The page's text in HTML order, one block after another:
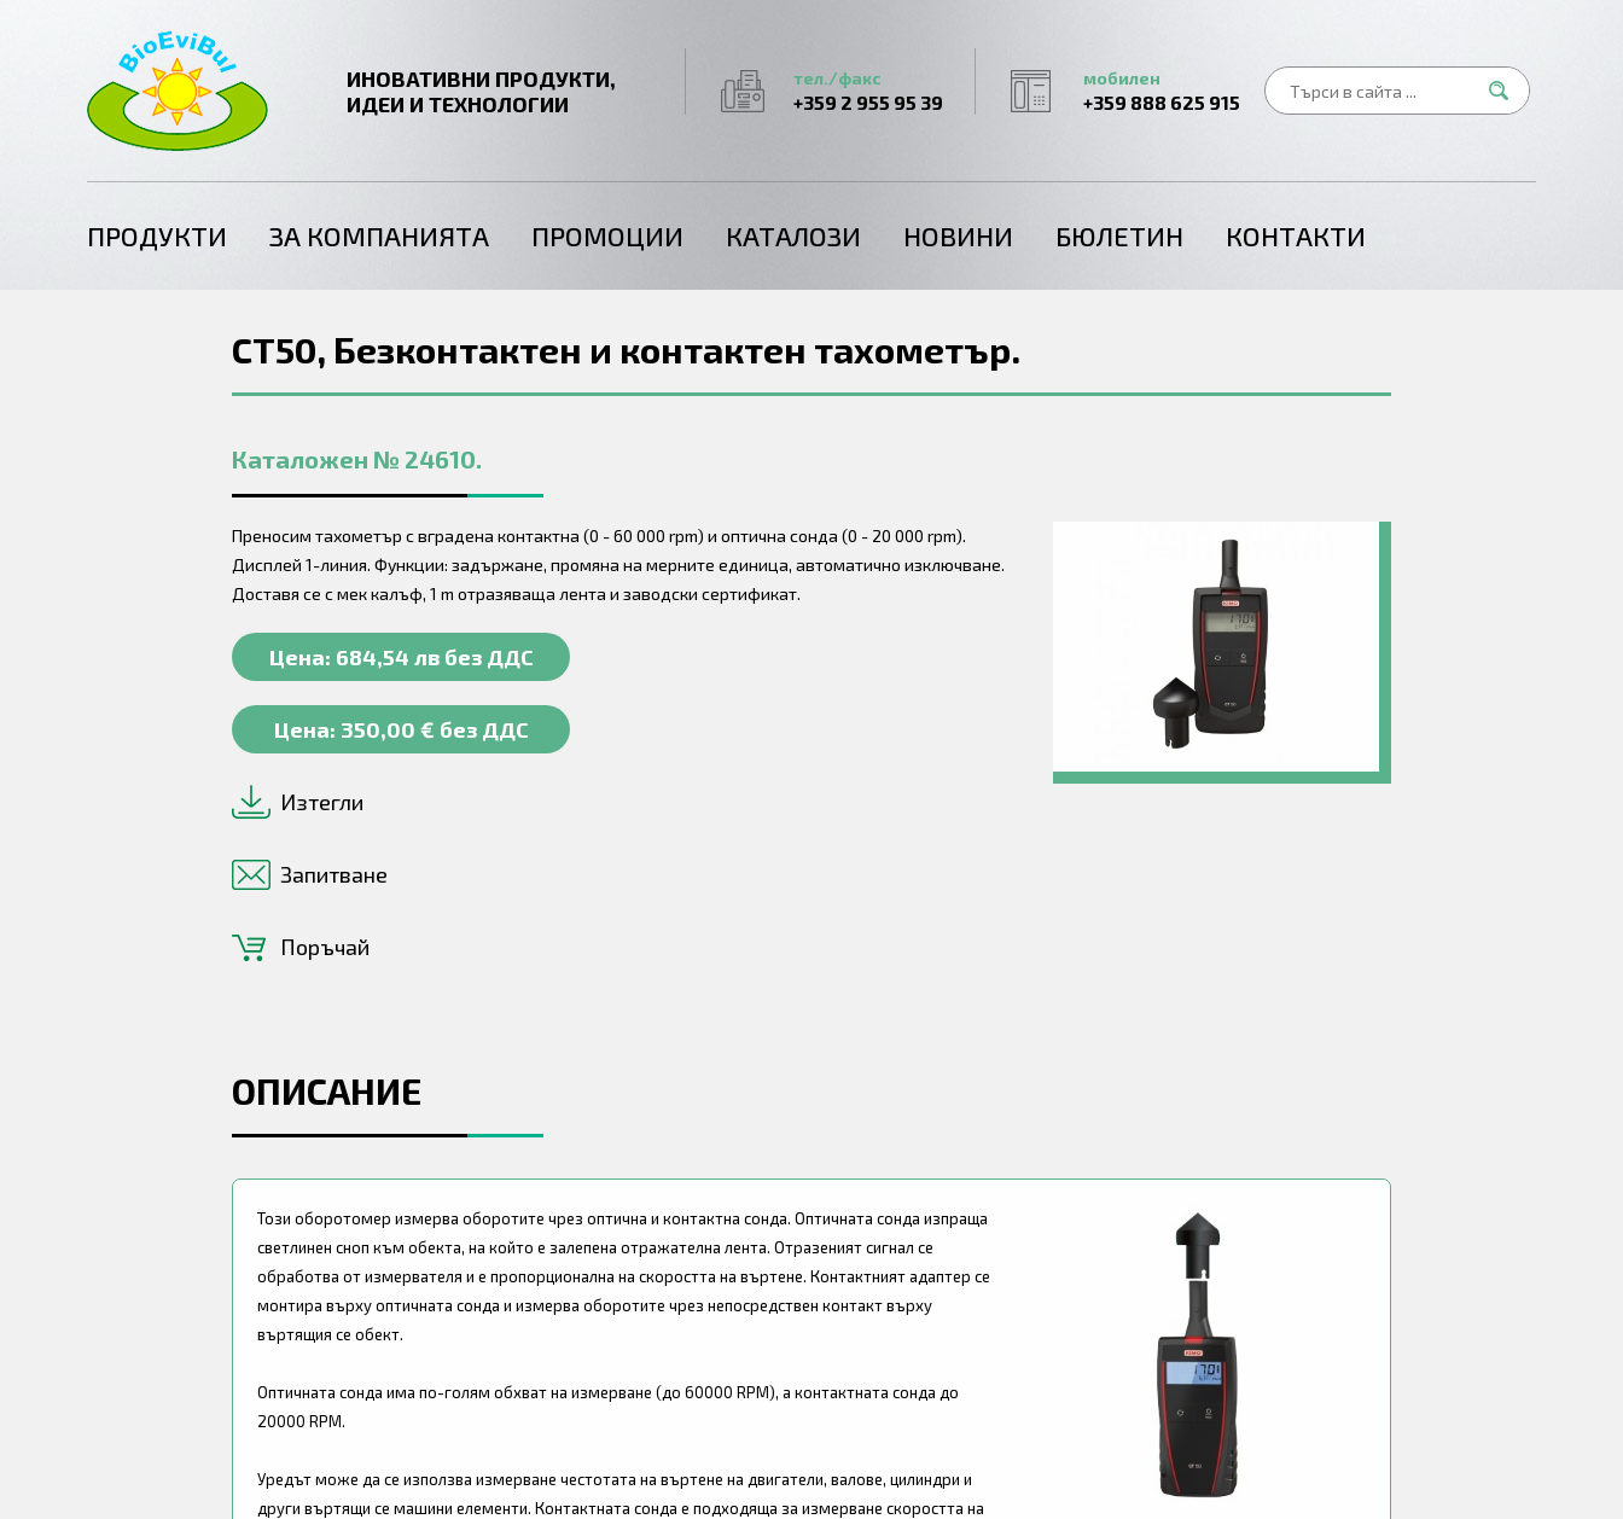
ИНОВАТИВНИ ПРОДУКТИ,
ИДЕИ И ТЕХНОЛОГИИ
тел./факс
+359 2 955 95 39
мобилен
+359 888 625 915
ПРОДУКТИ ЗА КОМПАНИЯТА ПРОМОЦИИ КАТАЛОЗИ НОВИНИ БЮЛЕТИН КОНТАКТИ
CT50, Безконтактен и контактен тахометър.
Каталожен № 24610.
Преносим тахометър с вградена контактна (0 - 60 000 rpm) и оптична сонда (0 - 20 000 rpm).
Дисплей 1-линия. Функции: задържане, промяна на мерните единица, автоматично изключване.
Доставя се с мек калъф, 1 m отразяваща лента и заводски сертификат.
Цена: 684,54 лв без ДДС
Цена: 350,00 € без ДДС
Изтегли
Запитване
Поръчай
ОПИСАНИЕ
Този оборотомер измерва оборотите чрез оптична и контактна сонда. Оптичната сонда изпраща
светлинен сноп към обекта, на който е залепена отражателна лента. Отразеният сигнал се
обработва от измервателя и е пропорционална на скоростта на въртене. Контактният адаптер се
монтира върху оптичната сонда и измерва оборотите чрез непосредствен контакт върху
въртящия се обект.
Оптичната сонда има по-голям обхват на измерване (до 60000 RPM), а контактната сонда до
20000 RPM.
Уредът може да се използва измерване честотата на въртене на двигатели, валове, цилиндри и
други въртящи се машини елементи. Контактната сонда е подходяща за измерване скоростта на